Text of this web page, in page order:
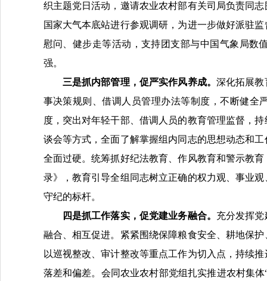
织主题党日活动，邀请农业农村部有关司局负责同
国家大气本底站进行参观调研，为进一步做好派驻
慰问、健步走等活动 ，支持团支部与中国气象局数
强。
三是抓内部管理，促严实作风养成。 深化拓展
事决策规则、借调人员管理办法等制度，不断健全
度，突出对年轻干部、借调人员的教育管理监督，
谈会等方式，全面了解掌握组内同志的思想动态和
全面过硬。统筹抓好纪法教育、作风教育和警示教
录》，教育引导全组同志树立正确的权力观、事业
守纪的标杆。
四是抓工作落实，促党建业务融合。 充分发挥
融合、相互促进。紧紧围绕保障粮食安全、耕地保
以巡视整改、审计整改等重点工作为切入点，持续
落差和偏差。会同农业农村部党组扎实推进农村集体